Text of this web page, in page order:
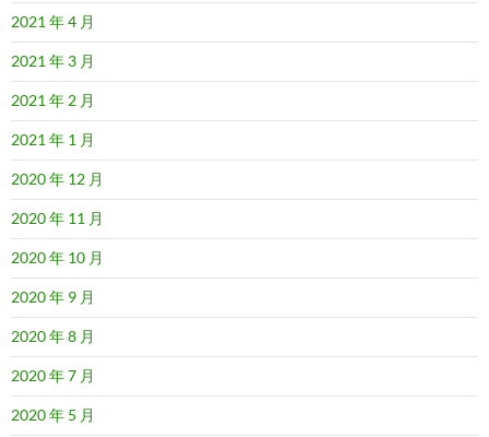
2021 年 4 月
2021 年 3 月
2021 年 2 月
2021 年 1 月
2020 年 12 月
2020 年 11 月
2020 年 10 月
2020 年 9 月
2020 年 8 月
2020 年 7 月
2020 年 5 月